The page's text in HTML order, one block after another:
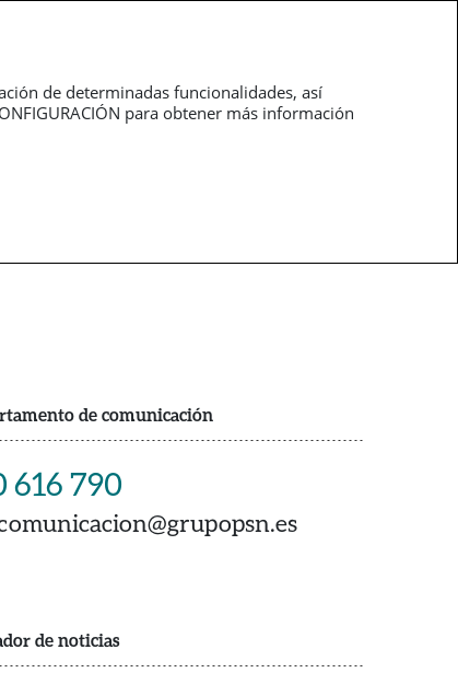
de comunicación
616 790
de noticias
de determinadas funcionalidades, así
para obtener más información